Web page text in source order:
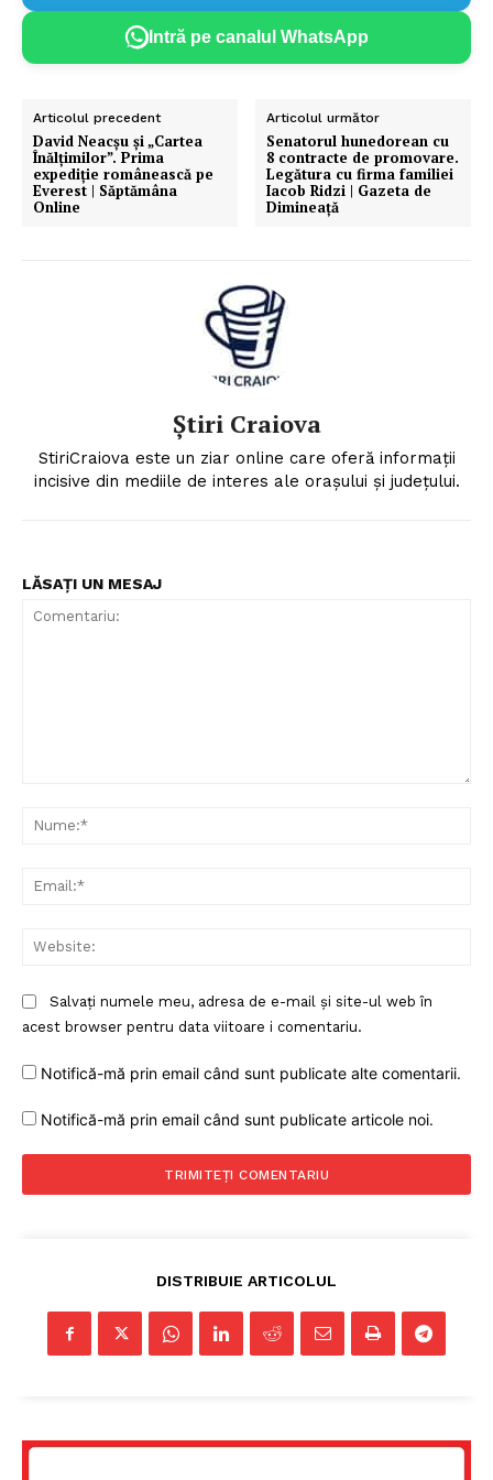
Intră pe canalul WhatsApp
Articolul precedent
David Neacșu și „Cartea
Înălțimilor”. Prima
expediție românească pe
Everest | Săptămâna
Online
Articolul următor
Senatorul hunedorean cu
8 contracte de promovare.
Legătura cu firma familiei
Iacob Ridzi | Gazeta de
Dimineață
Știri Craiova
StiriCraiova este un ziar online care oferă informații
incisive din mediile de interes ale orașului și județului.
LĂSAȚI UN MESAJ
Salvați numele meu, adresa de e-mail și site-ul web în
acest browser pentru data viitoare i comentariu.
Notifică-mă prin email când sunt publicate alte comentarii.
Notifică-mă prin email când sunt publicate articole noi.
DISTRIBUIE ARTICOLUL